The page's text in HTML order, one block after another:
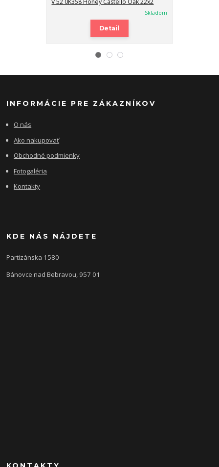
V 52 0K358 Honey Castello Oak 22x2
Skladom
Detail
INFORMÁCIE PRE ZÁKAZNÍKOV
O nás
Ako nakupovať
Obchodné podmienky
Fotogaléria
Kontakty
KDE NÁS NÁJDETE
Partizánska 1580
Bánovce nad Bebravou, 957 01